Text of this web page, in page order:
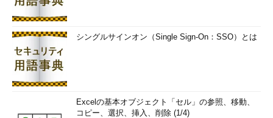
ァイルとして一覧されるが、ファイルの右クリック・メニューで
［削除］を選択して、削除してしまってかまわない。また、別の
ファイルを追加したいような場合は、Windowsエクスプローラで
ファイルを選択し、コマンド・バーの［書き込む］をクリックす
スクに書き込む準備ができたファイル」に追加される。
シングルサインオン（Single Sign-On：SSO）とは
Excelの基本オブジェクト「セル」の参照、移動、
コピー、選択、挿入、削除 (1/4)